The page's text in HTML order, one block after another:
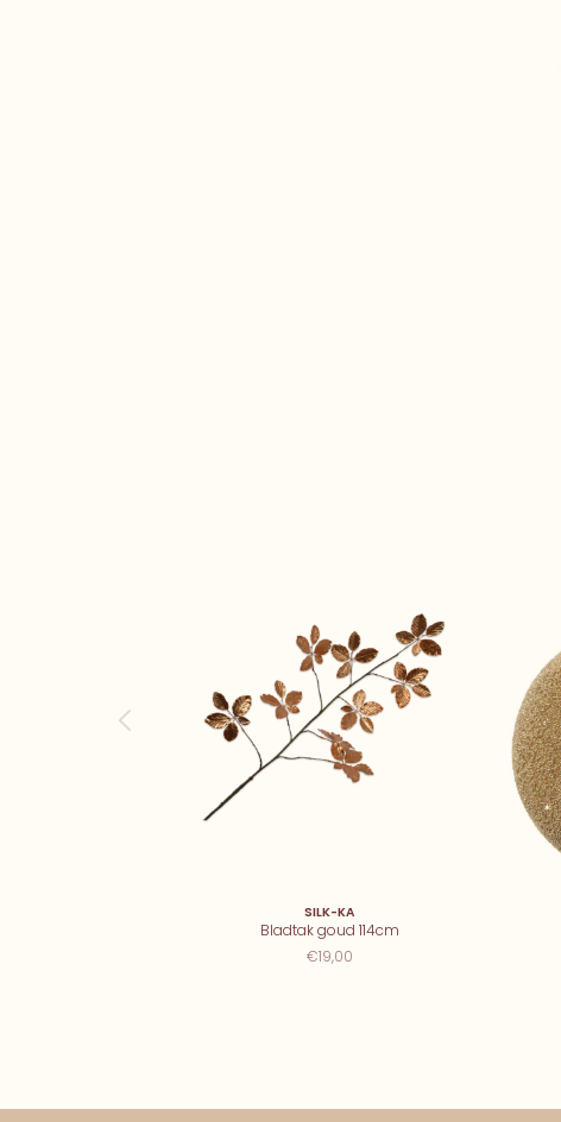
SILK-KA
Bladtak goud 114cm
€19,00